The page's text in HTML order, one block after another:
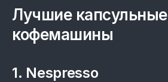
Лучшие капсульные
кофемашины
1. Nespresso